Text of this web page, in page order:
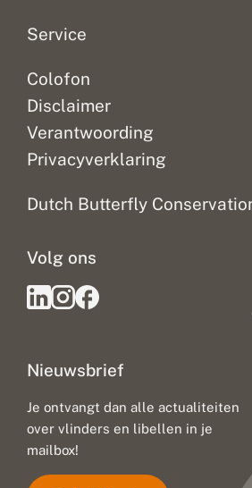
Service
Colofon
Disclaimer
Verantwoording
Privacyverklaring
Dutch Butterfly
Nieuwsbrief
Je ontvangt dan alle actualiteiten
over vlinders en libellen in je
mailbox!
Volg ons